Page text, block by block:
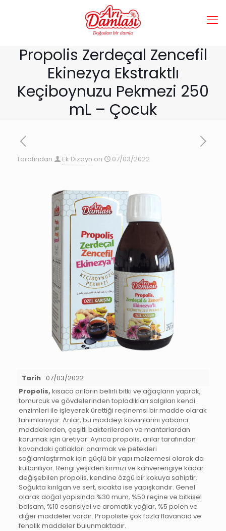
Propolis Zerdeçal Zencefil
Ekinezya Ekstraktlı
Keçiboynuzu Pekmezi 250
mL – Çocuk
Tarafından Ek Dizayn on 07/03/2022
Tarih 07/03/2022
Propolis, kısaca arıların belirli bitki ve ağaçların yaprak,
tomurcuk ve gövdelerinden topladıkları salgıları kendi
enzimleri ile işleyerek ürettiği reçinemsi bir madde olarak
tanımlanıyor. Arılar, bu maddeyi kovanlarını yabancı
maddelerden, çeşitli bakterilerden ve mantarlardan
korumak için üretiyor. Ayrıca propolis, arılar tarafından
kovandaki çatlakları onarmak ve petekleri
sağlamlaştırmak için güçlü bir yapı malzemesi olarak da
kullanılıyor. Rengi yeşilden kırmızı ve kahverengiye kadar
değişebilen propolis, kendine özgü bir kokuya sahiptir.
Soğukta kırılgan ve sert, sıcakta ise yapışkandır. Genel
olarak doğal yapısında %30 mum, %50 reçine ve bitkisel
balsam, %10 esansiyel ve aromatik yağlar, %5 polen ve
diğer maddeler vardır. Propoliste çok fazla flavanoid ve
fenolik maddeler bulunmaktadır.